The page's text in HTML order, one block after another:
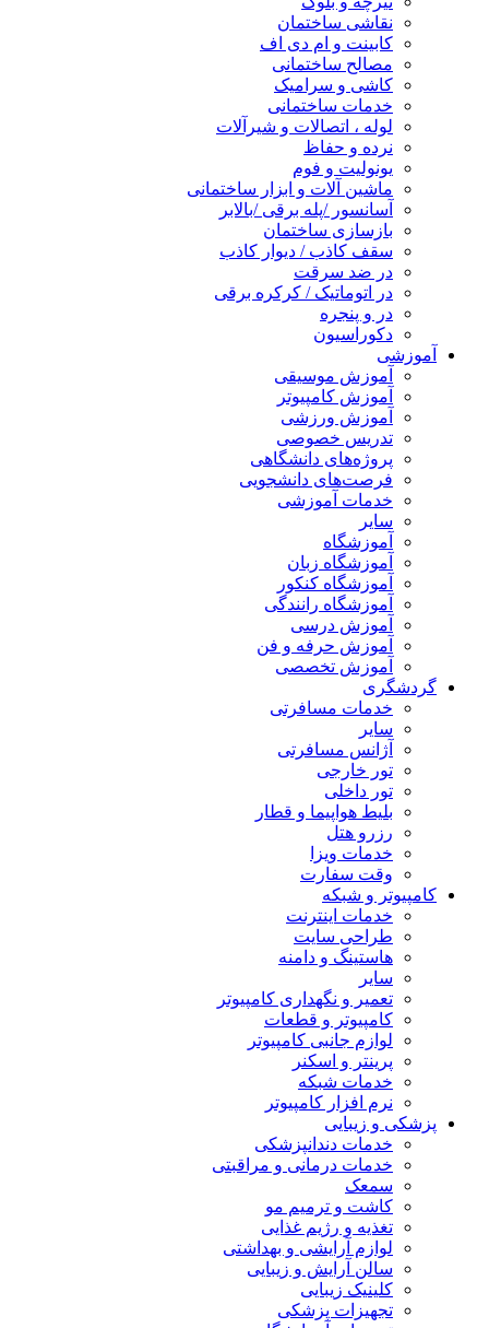
نقاشی ساختمان
کابینت و ام دی اف
مصالح ساختمانی
کاشی و سرامیک
خدمات ساختمانی
لوله ، اتصالات و شیرآلات
نرده و حفاظ
یونولیت و فوم
ماشین آلات و ابزار ساختمانی
آسانسور /پله برقی /بالابر
بازسازی ساختمان
سقف کاذب / دیوار کاذب
در ضد سرقت
در اتوماتیک / کرکره برقی
در و پنجره
دکوراسیون
آموزشی
آموزش موسیقی
آموزش کامپیوتر
آموزش ورزشی
تدریس خصوصی
پروژه‌های دانشگاهی
فرصت‌های دانشجویی
خدمات آموزشی
سایر
آموزشگاه
آموزشگاه زبان
آموزشگاه کنکور
آموزشگاه رانندگی
آموزش درسی
آموزش حرفه و فن
آموزش تخصصی
گردشگری
خدمات مسافرتی
سایر
آژانس مسافرتی
تور خارجی
تور داخلی
بلیط هواپیما و قطار
رزرو هتل
خدمات ویزا
وقت سفارت
کامپیوتر و شبکه
خدمات اینترنت
طراحی سایت
هاستینگ و دامنه
سایر
تعمیر و نگهداری کامپیوتر
کامپیوتر و قطعات
لوازم جانبی کامپیوتر
پرینتر و اسکنر
خدمات شبکه
نرم افزار کامپیوتر
پزشکی و زیبایی
خدمات دندانپزشکی
خدمات درمانی و مراقبتی
سمعک
کاشت و ترمیم مو
تغذیه و رژیم غذایی
لوازم آرایشی و بهداشتی
سالن آرایش و زیبایی
کلینیک زیبایی
تجهیزات پزشکی